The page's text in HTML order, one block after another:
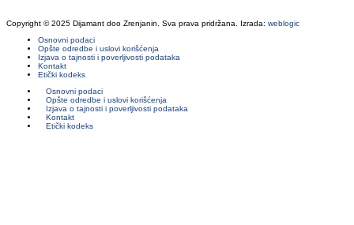
Copyright © 2025 Dijamant doo Zrenjanin. Sva prava pridržana. Izrada: weblogic
Osnovni podaci
Opšte odredbe i uslovi korišćenja
Izjava o tajnosti i poverljivosti podataka
Kontakt
Etički kodeks
Osnovni podaci
Opšte odredbe i uslovi korišćenja
Izjava o tajnosti i poverljivosti podataka
Kontakt
Etički kodeks